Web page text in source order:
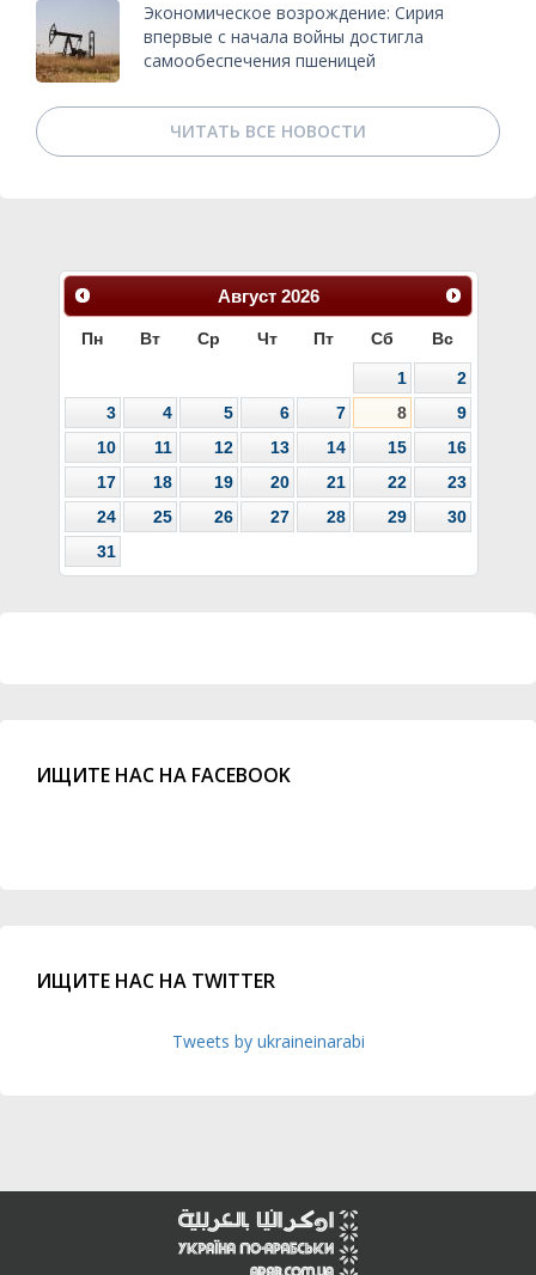
Экономическое возрождение: Сирия
впервые с начала войны достигла
самообеспечения пшеницей
ЧИТАТЬ ВСЕ НОВОСТИ
Август 2026
Пн Вт Ср Чт Пт Сб Вс
1
2
3
4 5 6 7 8
9
10
11 12 13 14 15
16
17
18 19 20 21 22
23
24
25 26 27 28 29
30
31
ИЩИТЕ НАС НА FACEBOOK
ИЩИТЕ НАС НА TWITTER
Tweets by ukraineinarabi